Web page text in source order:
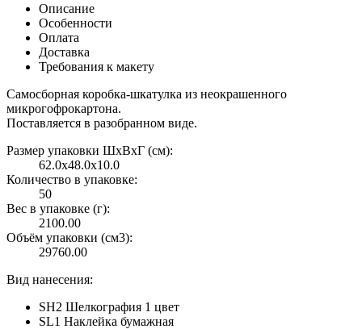
Описание
Особенности
Оплата
Доставка
Требования к макету
Самосборная коробка-шкатулка из неокрашенного
микрогофрокартона.
Поставляется в разобранном виде.
Размер упаковки ШxВxГ (см):
62.0x48.0x10.0
Количество в упаковке:
50
Вес в упаковке (г):
2100.00
Объём упаковки (см3):
29760.00
Вид нанесения:
SH2 Шелкография 1 цвет
SL1 Наклейка бумажная